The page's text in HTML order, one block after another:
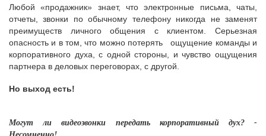
Любой «продажник» знает, что электронные письма, чаты,
отчеты, звонки по обычному телефону никогда не заменят
преимуществ личного общения с клиентом. Серьезная
опасность и в том, что можно потерять ощущение команды и
корпоративного духа, с одной стороны, и чувство ощущения
партнера в деловых переговорах, с другой.
Но выход есть!
Могут ли видеозвонки передать корпоративный дух? -